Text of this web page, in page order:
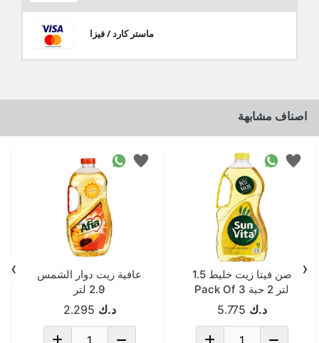
ماستر كارد / فيزا
اصناف مشابهة
صن فيتا زيت خليط 1.5
لتر 2 حبة Pack Of 3
د.ك 5.775
عافية زيت دوار الشمس
2.9 لتر
د.ك 2.295
‹
›